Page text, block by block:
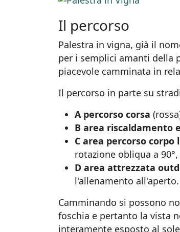
Il percorso
Palestra in vigna, già il
per i semplici amanti della
piacevole camminata in
Il percorso in parte su
A percorso corsa
B area riscaldamento
C area percorso corpo
rotazione obliqua a
D area attrezzata
l'allenamento all'aperto.
Camminando si possono
foschia e pertanto la vista
interamente esposto al